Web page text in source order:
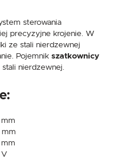
sterowania
precyzyjne krojenie. W
ze stali nierdzewnej
Pojemnik szatkownicy
nierdzewnej.
V